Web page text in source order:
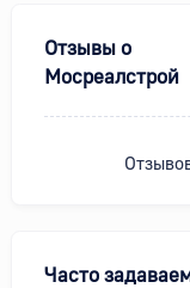
Отзывы о
Мосреалстрой
Часто